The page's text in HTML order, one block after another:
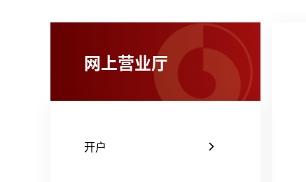
网上营业厅
开户